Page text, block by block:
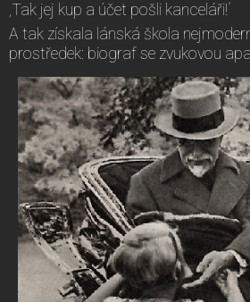
,Tak jej kup a účet pošli kanceláři!´
A tak získala lánská škola
prostředek: biograf se zvukovou